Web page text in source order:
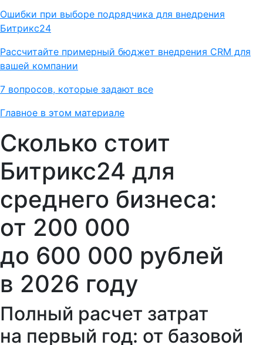
Ошибки при выборе подрядчика для внедрения
Битрикс24
Рассчитайте примерный бюджет внедрения CRM для
вашей компании
7 вопросов, которые задают все
Главное в этом материале
Сколько стоит
Битрикс24 для
среднего бизнеса:
от 200 000
до 600 000 рублей
в 2026 году
Полный расчет затрат
на первый год: от базовой